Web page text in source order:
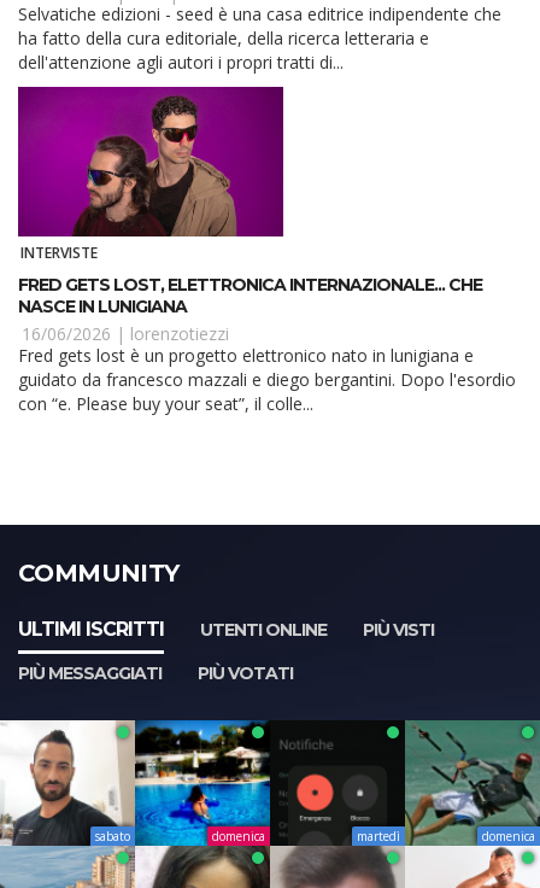
Selvatiche edizioni - seed è una casa editrice indipendente che
ha fatto della cura editoriale, della ricerca letteraria e
dell'attenzione agli autori i propri tratti di...
INTERVISTE
FRED GETS LOST, ELETTRONICA INTERNAZIONALE... CHE
NASCE IN LUNIGIANA
16/06/2026 | lorenzotiezzi
Fred gets lost è un progetto elettronico nato in lunigiana e
guidato da francesco mazzali e diego bergantini. Dopo l'esordio
con “e. Please buy your seat”, il colle...
COMMUNITY
ULTIMI ISCRITTI UTENTI ONLINE
PIÙ VISTI
PIÙ MESSAGGIATI
PIÙ VOTATI
sabato domenica martedì domenica